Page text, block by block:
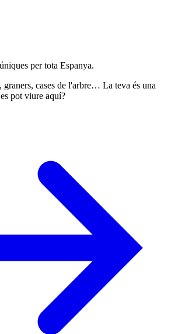
per tota Espanya.
graners, cases de l'arbre… La teva és una
pot viure aquí?